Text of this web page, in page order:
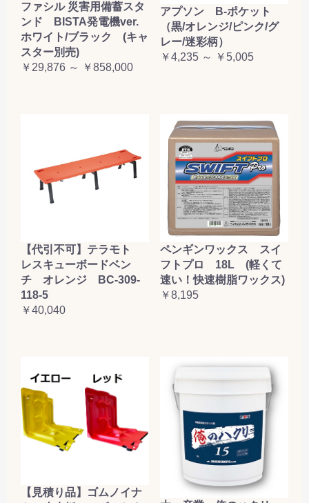
ファシル 災害用備蓄スタ
ンド BISTA発電機ver.
ホワイト/ブラック (キャ
スター別売)
￥29,876 ～ ￥858,000
アプソン B-ポケット
（黒/オレンジ/ピンク/グ
レー/迷彩柄）
￥4,235 ～ ￥5,005
【代引不可】テラモト
レスキューボードベン
チ オレンジ BC-309-
118-5
￥40,040
ペンギンワックス スイ
フトプロ 18L (軽くて
速い！快速樹脂ワックス)
￥8,195
【見積り品】ゴムノイナ